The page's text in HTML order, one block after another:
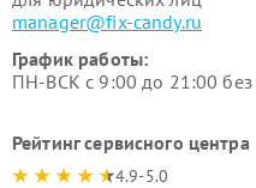
manager@fix-candy.ru
График работы:
ПН-ВСК с 9:00 до 21:00
Рейтинг сервисного центра
4.9-5.0